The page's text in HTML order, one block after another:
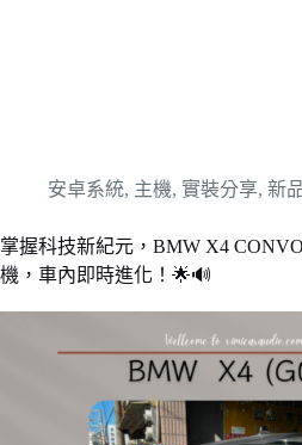
安卓系統, 主機, 實裝分享, 新
掌握科技新紀元，BMW X4
機，車內即時進化！🌟🔊